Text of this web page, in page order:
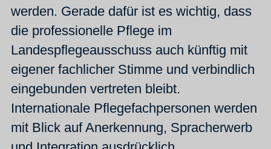
werden. Gerade dafür ist es wichtig, dass
die professionelle Pflege im
Landespflegeausschuss auch künftig mit
eigener fachlicher Stimme und verbindlich
eingebunden vertreten bleibt.
Internationale Pflegefachpersonen werden
mit Blick auf Anerkennung, Spracherwerb